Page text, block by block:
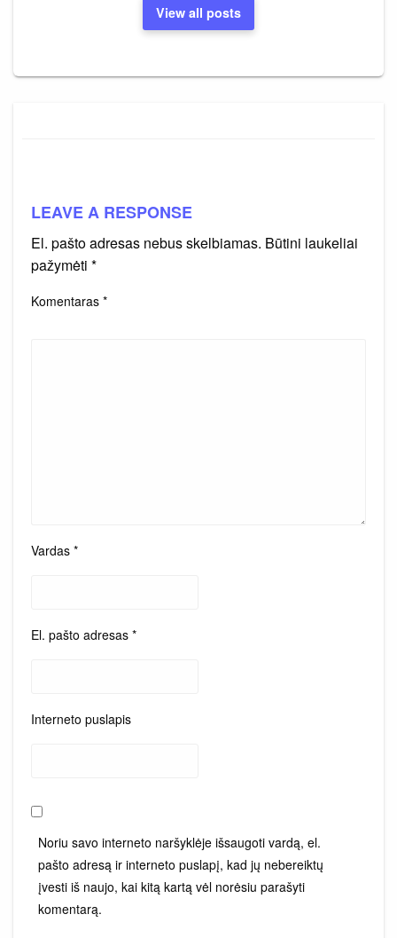
View all posts
LEAVE A RESPONSE
El. pašto adresas nebus skelbiamas. Būtini laukeliai
pažymėti *
Komentaras *
Vardas *
El. pašto adresas *
Interneto puslapis
Noriu savo interneto naršyklėje išsaugoti vardą, el.
pašto adresą ir interneto puslapį, kad jų nebereiktų
įvesti iš naujo, kai kitą kartą vėl norėsiu parašyti
komentarą.